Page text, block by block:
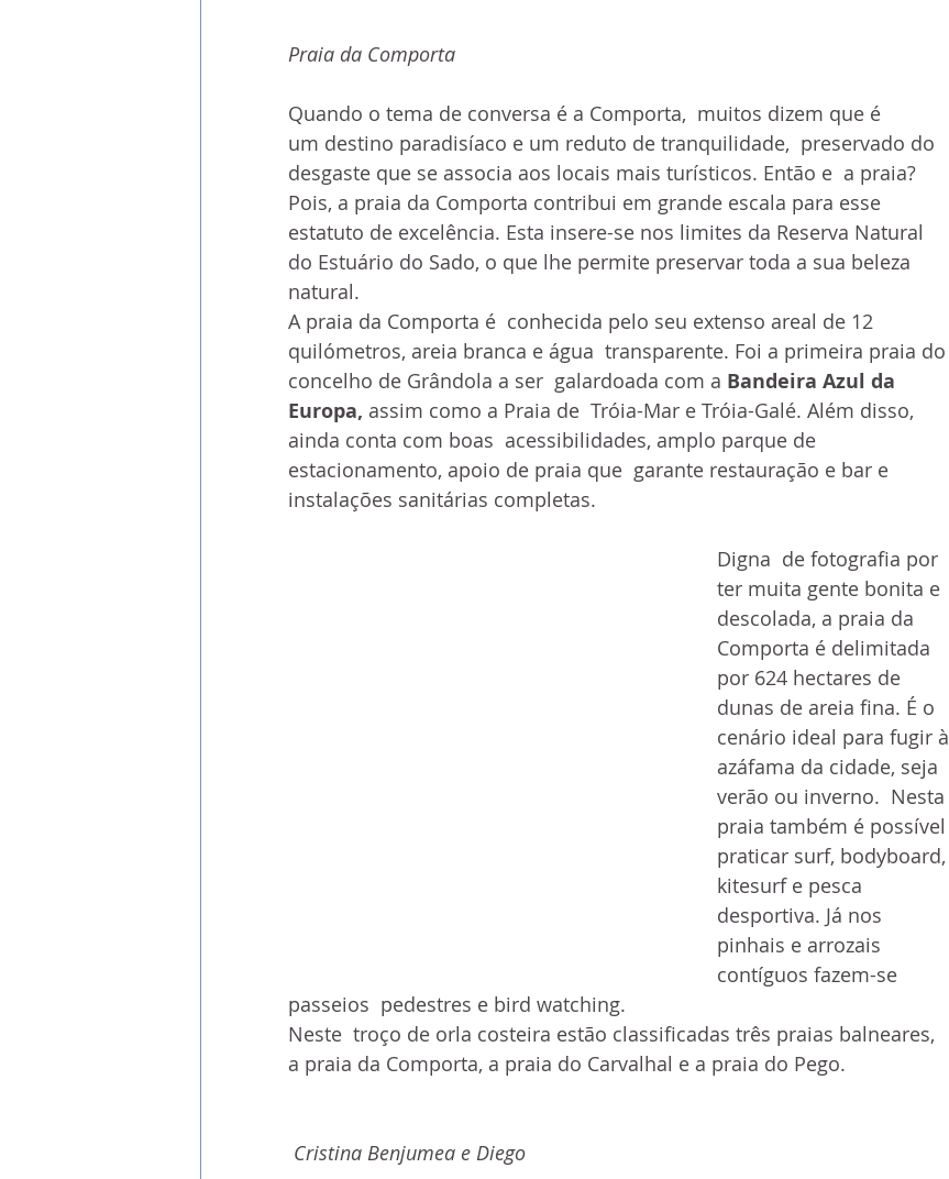
Praia da Comporta
Quando o tema de conversa é a Comporta,  muitos dizem que é
um destino paradisíaco e um reduto de tranquilidade,  preservado do
desgaste que se associa aos locais mais turísticos. Então e  a praia?
Pois, a praia da Comporta contribui em grande escala para esse
estatuto de excelência. Esta insere-se nos limites da Reserva Natural
do Estuário do Sado, o que lhe permite preservar toda a sua beleza
natural.
A praia da Comporta é  conhecida pelo seu extenso areal de 12
quilómetros, areia branca e água  transparente. Foi a primeira praia do
concelho de Grândola a ser  galardoada com a Bandeira Azul da
Europa, assim como a Praia de  Tróia-Mar e Tróia-Galé. Além disso,
ainda conta com boas  acessibilidades, amplo parque de
estacionamento, apoio de praia que  garante restauração e bar e
instalações sanitárias completas.
Digna  de fotografia por
ter muita gente bonita e
descolada, a praia da
Comporta é delimitada
por 624 hectares de
dunas de areia fina. É o
cenário ideal para fugir à
azáfama da cidade, seja
verão ou inverno.  Nesta
praia também é possível
praticar surf, bodyboard,
kitesurf e pesca
desportiva. Já nos
pinhais e arrozais
contíguos fazem-se
passeios  pedestres e bird watching.
Neste  troço de orla costeira estão classificadas três praias balneares,
a praia da Comporta, a praia do Carvalhal e a praia do Pego.
Cristina Benjumea e Diego